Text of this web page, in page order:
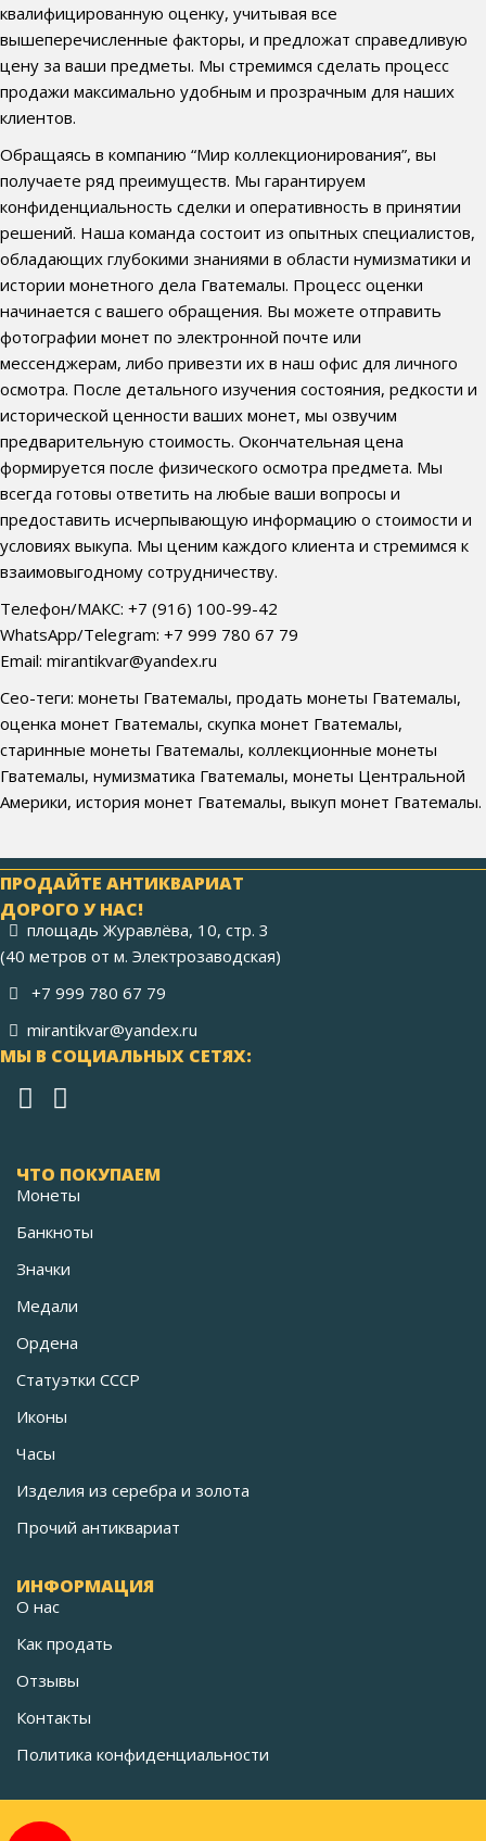
квалифицированную оценку, учитывая все
вышеперечисленные факторы, и предложат справедливую
цену за ваши предметы. Мы стремимся сделать процесс
продажи максимально удобным и прозрачным для наших
клиентов.
Обращаясь в компанию “Мир коллекционирования”, вы
получаете ряд преимуществ. Мы гарантируем
конфиденциальность сделки и оперативность в принятии
решений. Наша команда состоит из опытных специалистов,
обладающих глубокими знаниями в области нумизматики и
истории монетного дела Гватемалы. Процесс оценки
начинается с вашего обращения. Вы можете отправить
фотографии монет по электронной почте или
мессенджерам, либо привезти их в наш офис для личного
осмотра. После детального изучения состояния, редкости и
исторической ценности ваших монет, мы озвучим
предварительную стоимость. Окончательная цена
формируется после физического осмотра предмета. Мы
всегда готовы ответить на любые ваши вопросы и
предоставить исчерпывающую информацию о стоимости и
условиях выкупа. Мы ценим каждого клиента и стремимся к
взаимовыгодному сотрудничеству.
Телефон/МАКС: +7 (916) 100-99-42
WhatsApp/Telegram: +7 999 780 67 79
Email: mirantikvar@yandex.ru
Сео-теги: монеты Гватемалы, продать монеты Гватемалы,
оценка монет Гватемалы, скупка монет Гватемалы,
старинные монеты Гватемалы, коллекционные монеты
Гватемалы, нумизматика Гватемалы, монеты Центральной
Америки, история монет Гватемалы, выкуп монет Гватемалы.
ПРОДАЙТЕ АНТИКВАРИАТ
ДОРОГО У НАС!
площадь Журавлёва, 10, стр. 3
(40 метров от м. Электрозаводская)
+7 999 780 67 79
mirantikvar@yandex.ru
МЫ В СОЦИАЛЬНЫХ СЕТЯХ:
ЧТО ПОКУПАЕМ
Монеты
Банкноты
Значки
Медали
Ордена
Статуэтки СССР
Иконы
Часы
Изделия из серебра и золота
Прочий антиквариат
ИНФОРМАЦИЯ
О нас
Как продать
Отзывы
Контакты
Политика конфиденциальности